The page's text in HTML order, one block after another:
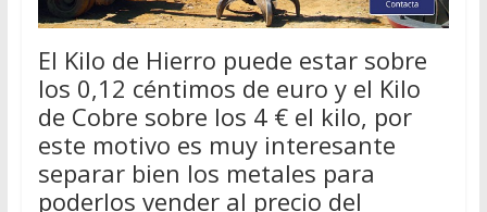
El Kilo de Hierro puede estar sobre
los 0,12 céntimos de euro y el Kilo
de Cobre sobre los 4 € el kilo, por
este motivo es muy interesante
separar bien los metales para
poderlos vender al precio del